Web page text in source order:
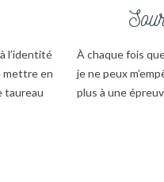
l’identité
mettre en
taureau
À chaque fois
je ne peux
plus à une